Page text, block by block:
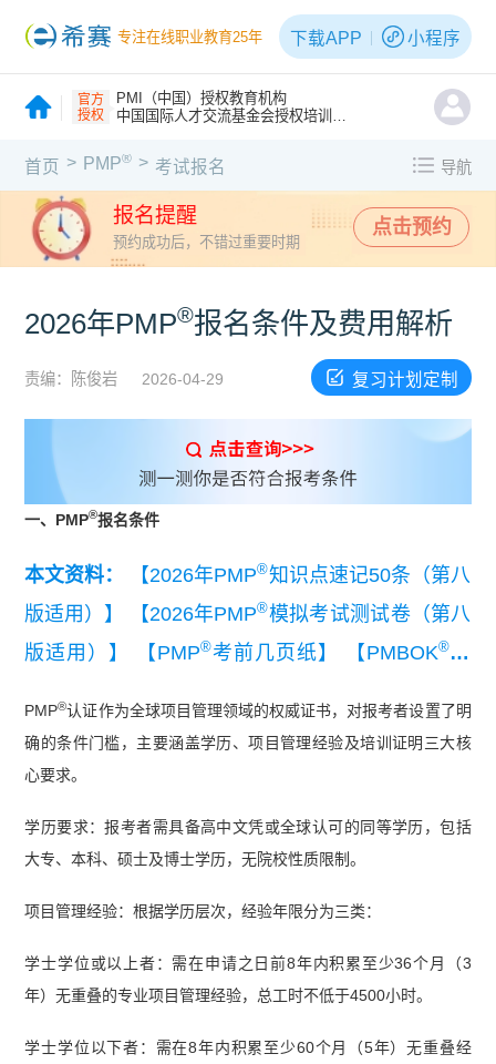
专注在线职业教育25年 下载APP 小程序
官方
授权
PMI（中国）授权教育机构
中国国际人才交流基金会授权培训机构
首页 > PMP® > 考试报名 导航
报名提醒
预约成功后，不错过重要时期
点击预约
2026年PMP®报名条件及费用解析
责编：陈俊岩 2026-04-29 复习计划定制
一、PMP®报名条件
本文资料： 【2026年PMP®知识点速记50条（第八
版适用）】
【2026年PMP®模拟考试测试卷（第八
版适用）】
【PMP®考前几页纸】 【PMBOK®指
PMP®认证作为全球项目管理领域的权威证书，对报考者设置了明
确的条件门槛，主要涵盖学历、项目管理经验及培训证明三大核
心要求。
学历要求：报考者需具备高中文凭或全球认可的同等学历，包括
大专、本科、硕士及博士学历，无院校性质限制。
项目管理经验：根据学历层次，经验年限分为三类：
学士学位或以上者：需在申请之日前8年内积累至少36个月（3
年）无重叠的专业项目管理经验，总工时不低于4500小时。
学士学位以下者：需在8年内积累至少60个月（5年）无重叠经